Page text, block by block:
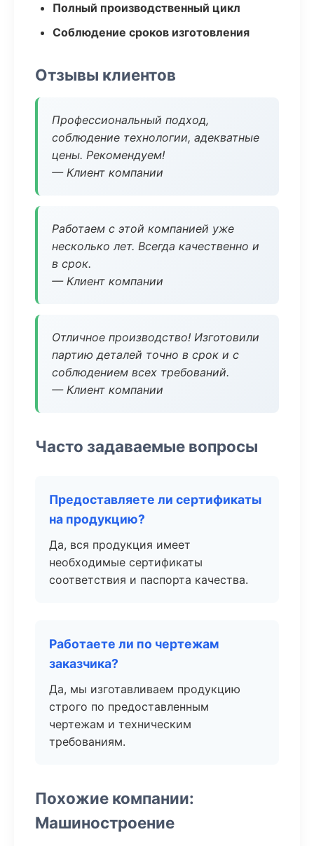
Полный производственный цикл
Соблюдение сроков изготовления
Отзывы клиентов
Профессиональный подход,
соблюдение технологии, адекватные
цены. Рекомендуем!
— Клиент компании
Работаем с этой компанией уже
несколько лет. Всегда качественно и
в срок.
— Клиент компании
Отличное производство! Изготовили
партию деталей точно в срок и с
соблюдением всех требований.
— Клиент компании
Часто задаваемые вопросы
Предоставляете ли сертификаты
на продукцию?
Да, вся продукция имеет
необходимые сертификаты
соответствия и паспорта качества.
Работаете ли по чертежам
заказчика?
Да, мы изготавливаем продукцию
строго по предоставленным
чертежам и техническим
требованиям.
Похожие компании:
Машиностроение